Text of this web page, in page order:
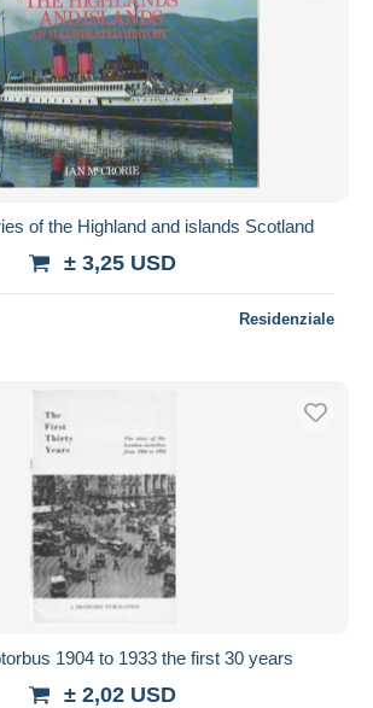
of the Highland and islands Scotland
± 3,25 USD
Residenziale
1904 to 1933 the first 30 years
± 2,02 USD